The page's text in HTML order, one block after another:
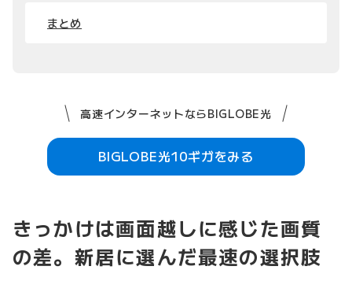
まとめ
高速インターネットならBIGLOBE光
BIGLOBE光10ギガをみる
きっかけは画面越しに感じた画質
の差。新居に選んだ最速の選択肢